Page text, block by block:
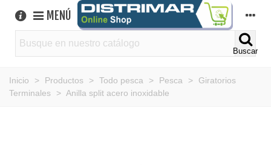
MENÚ
Buscar
Inicio > Productos > Todo pesca > Pesca >
Giratorios
Terminales
> Anilla split acero inoxidable